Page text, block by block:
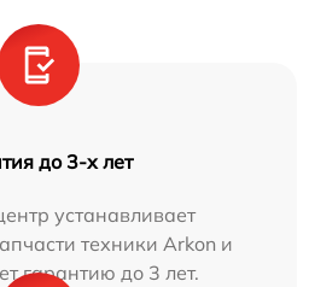
до 3-х лет
устанавливает
техники Arkon и
гарантию до 3 лет.